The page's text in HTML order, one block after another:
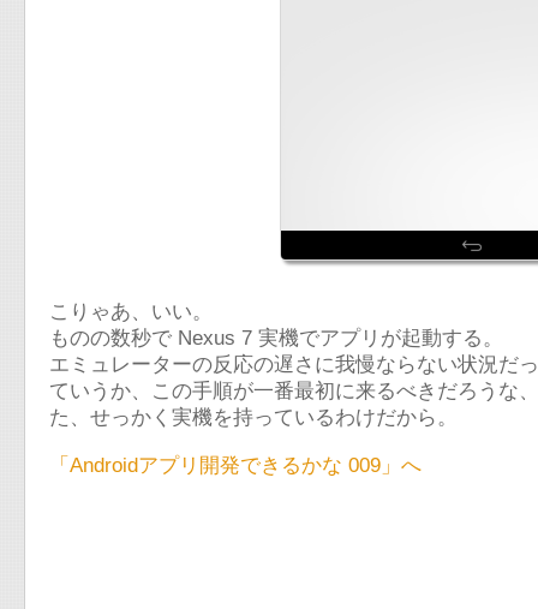
こりゃあ、いい。
ものの数秒で Nexus 7 実機でアプリが起動する。
エミュレーターの反応の遅さに我慢ならない状況だ
ていうか、この手順が一番最初に来るべきだろうな
た、せっかく実機を持っているわけだから。
「Androidアプリ開発できるかな 009」へ